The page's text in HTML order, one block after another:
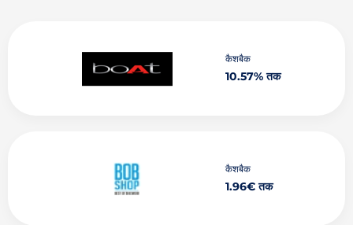
कैशबैक
10.57% तक
कैशबैक
1.96€ तक